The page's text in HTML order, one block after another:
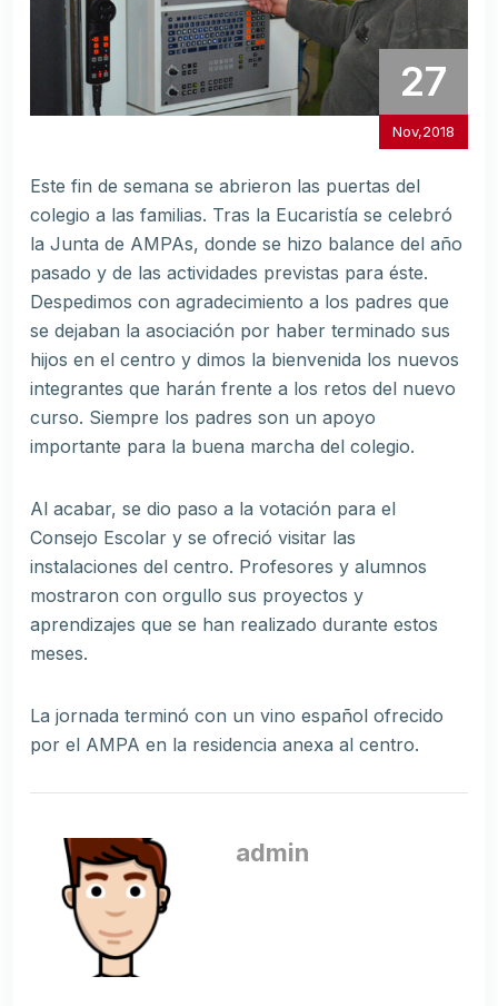
27
Nov,2018
Este fin de semana se abrieron las puertas del
colegio a las familias. Tras la Eucaristía se celebró
la Junta de AMPAs, donde se hizo balance del año
pasado y de las actividades previstas para éste.
Despedimos con agradecimiento a los padres que
se dejaban la asociación por haber terminado sus
hijos en el centro y dimos la bienvenida los nuevos
integrantes que harán frente a los retos del nuevo
curso. Siempre los padres son un apoyo
importante para la buena marcha del colegio.
Al acabar, se dio paso a la votación para el
Consejo Escolar y se ofreció visitar las
instalaciones del centro. Profesores y alumnos
mostraron con orgullo sus proyectos y
aprendizajes que se han realizado durante estos
meses.
La jornada terminó con un vino español ofrecido
por el AMPA en la residencia anexa al centro.
admin